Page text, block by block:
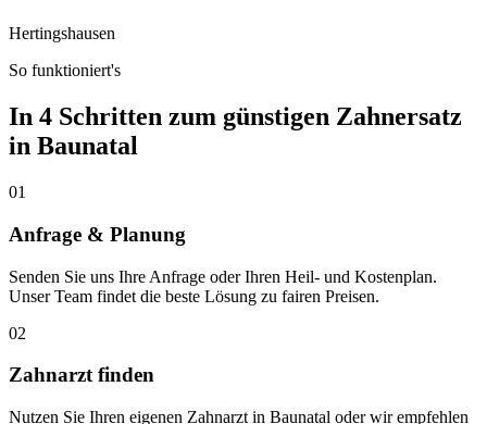
Hertingshausen
So funktioniert's
In 4 Schritten zum günstigen Zahnersatz
in Baunatal
01
Anfrage & Planung
Senden Sie uns Ihre Anfrage oder Ihren Heil- und Kostenplan.
Unser Team findet die beste Lösung zu fairen Preisen.
02
Zahnarzt finden
Nutzen Sie Ihren eigenen Zahnarzt in Baunatal oder wir empfehlen